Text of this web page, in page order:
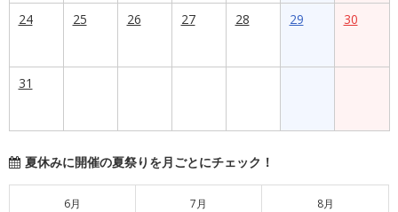
24 25 26 27 28 29 30
31
夏休みに開催の夏祭りを月ごとにチェック！
6月 7月 8月